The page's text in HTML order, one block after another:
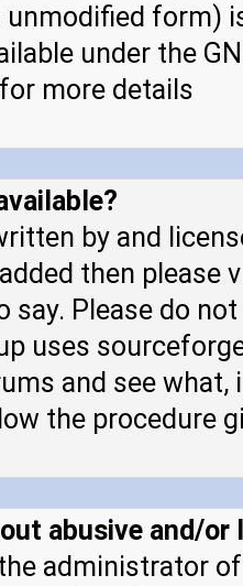
form)
under the
more details
by and
then please
say. Please do
uses
and see
the procedure
abusive and/
administrator